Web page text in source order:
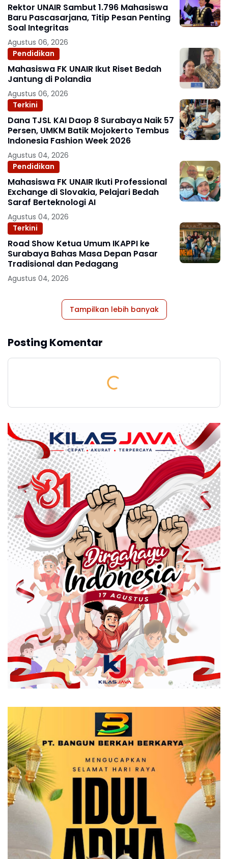
Rektor UNAIR Sambut 1.796 Mahasiswa
Baru Pascasarjana, Titip Pesan Penting
Soal Integritas
Agustus 06, 2026
Pendidikan
Mahasiswa FK UNAIR Ikut Riset Bedah
Jantung di Polandia
Agustus 06, 2026
Terkini
Dana TJSL KAI Daop 8 Surabaya Naik 57
Persen, UMKM Batik Mojokerto Tembus
Indonesia Fashion Week 2026
Agustus 04, 2026
Pendidikan
Mahasiswa FK UNAIR Ikuti Professional
Exchange di Slovakia, Pelajari Bedah
Saraf Berteknologi AI
Agustus 04, 2026
Terkini
Road Show Ketua Umum IKAPPI ke
Surabaya Bahas Masa Depan Pasar
Tradisional dan Pedagang
Agustus 04, 2026
Tampilkan lebih banyak
Posting Komentar